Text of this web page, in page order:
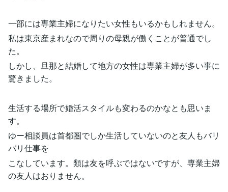
一部には専業主婦になりたい女性もいるかもしれません。
私は東京産まれなので周りの母親が働くことが普通でし
た。
しかし、旦那と結婚して地方の女性は専業主婦が多い事に
驚きました。
生活する場所で婚活スタイルも変わるのかなとも思いま
す。
ゆー相談員は首都圏でしか生活していないのと友人もバリ
バリ仕事を
こなしています。類は友を呼ぶではないですが、専業主婦
の友人はおりません。